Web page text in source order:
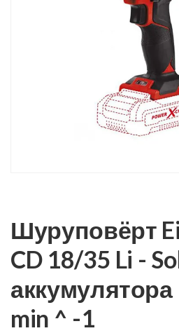
Шуруповёрт
CD 18/35 Li -
min ^ -1